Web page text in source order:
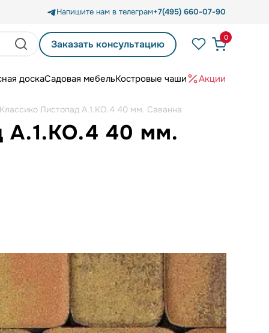
Напишите нам в телеграм+7(495) 660-07-90
Заказать консультацию
0
доскаСадовая мебельКостровые чаши Акции
Листопад А.1.КО.4 40 мм. Саванна
А.1.КО.4 40 мм.